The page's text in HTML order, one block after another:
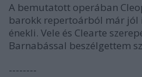
A bemutatott operában
barokk repertoárból már jól
énekli. Vele és Clearte
Barnabással beszélgettem
--------